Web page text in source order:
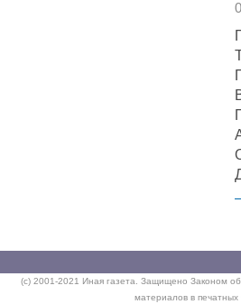
(c) 2001-2021 Иная газета. Защищено Законом
материалов в